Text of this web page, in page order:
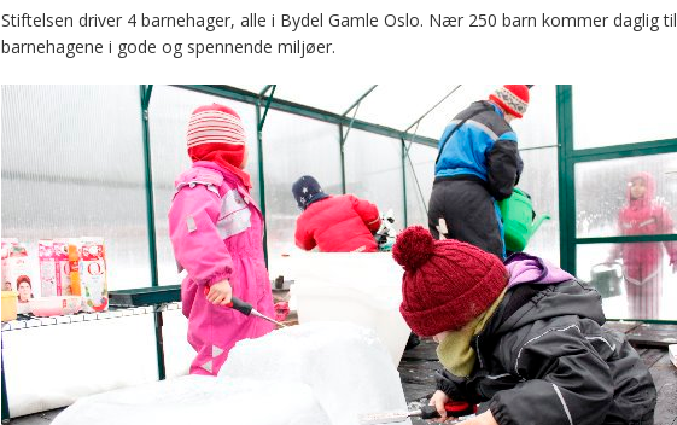
Stiftelsen driver 4 barnehager, alle i Bydel Gamle Oslo. Nær 250 barn kommer daglig til
barnehagene i gode og spennende miljøer.